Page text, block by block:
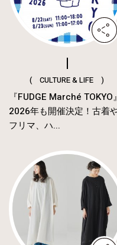
( CULTURE & LIFE )
『FUDGE Marché TOKYO』
2026年も開催決定！古着
フリマ、ハ...